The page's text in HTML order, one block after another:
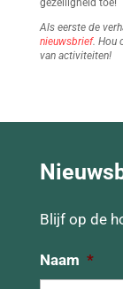
gezelligheid toe!
Als eerste de
nieuwsbrief. Hou
van activiteiten!
Blijf op de
Naam *